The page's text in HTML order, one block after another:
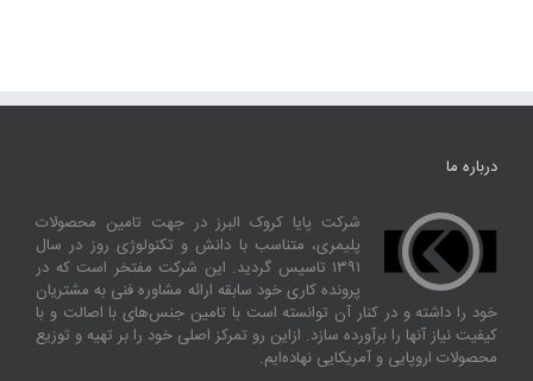
درباره ما
شرکت پایا کروک البرز در جهت تامین محصولات
پلیمری، متناسب با دانش و تکنولوژی روز در سال
۱۳۹۱ تاسیس گردید. این شرکت مفتخر است که در
پرونده کاری خود سابقه ارائه مشاوره فنی به مشتریان
خود را داشته و در کنار آن توانسته‌ است با تامین جنس‌های با اصالت و با
کیفیت نیاز آنها را برآورده سازد. ازاین‌ رو تمرکز اصلی خود را بر تهیه و توزیع
محصولات اروپایی و آمریکایی نهاده‌ایم.